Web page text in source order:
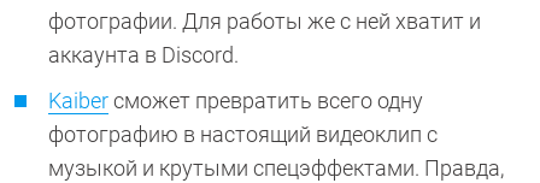
фотографии. Для работы же с ней хватит и
аккаунта в Discord.
Kaiberсможет превратить всего одну
фотографию в настоящий видеоклип с
музыкой и крутыми спецэффектами. Правда,